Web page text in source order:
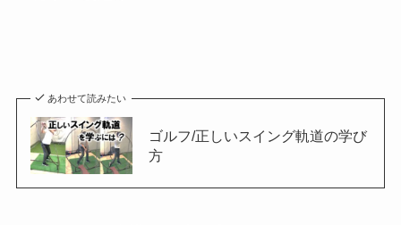
あわせて読みたい
ゴルフ/正しいスイング軌道の学び
方